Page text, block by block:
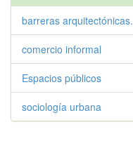
barreras arquitectónicas.
comercio informal
Espacios públicos
sociología urbana